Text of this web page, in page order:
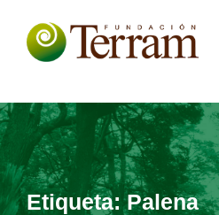
Etiqueta:Palena